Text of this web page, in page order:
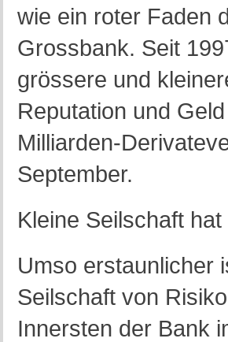
wie ein roter Faden
Grossbank. Seit
grössere und
Reputation und
Milliarden-
September.
Kleine Seilschaft
Umso erstaunlicher
Seilschaft von
Innersten der Bank